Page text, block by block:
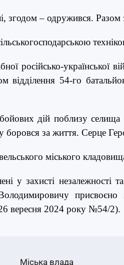
згодом – одружився.
російсько-української
відділення 54-го
дій поблизу
боровся за життя. Серце
міського
у захисті незалежності
26 вересня 2024 року №54/2).
Міська влада